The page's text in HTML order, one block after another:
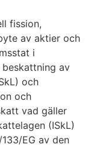
fission,
av aktier och
i
beskattning av
och
och
vad gäller
(ISkL)
EG av den